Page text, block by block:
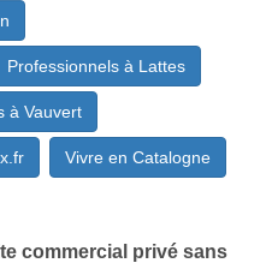
Professionnels à Lattes
à Vauvert
Vivre en Catalogne
commercial privé sans